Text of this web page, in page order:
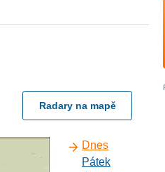
Radary na mapě
Dnes
Pátek